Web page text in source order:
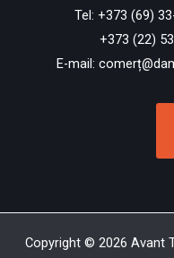
Tel: +373 (69)
+373 (22)
E-mail:
Copyright © 2026 Avant